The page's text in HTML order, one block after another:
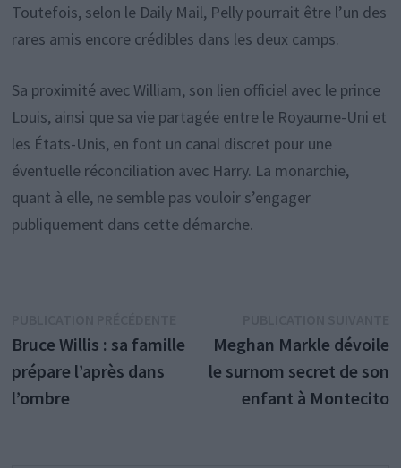
Toutefois, selon le Daily Mail, Pelly pourrait être l’un des
rares amis encore crédibles dans les deux camps.
Sa proximité avec William, son lien officiel avec le prince
Louis, ainsi que sa vie partagée entre le Royaume-Uni et
les États-Unis, en font un canal discret pour une
éventuelle réconciliation avec Harry. La monarchie,
quant à elle, ne semble pas vouloir s’engager
publiquement dans cette démarche.
de
l’article
précédente :
Bruce Willis : sa famille
prépare l’après dans
l’ombre
Meghan Markle dévoile
le surnom secret de son
enfant à Montecito